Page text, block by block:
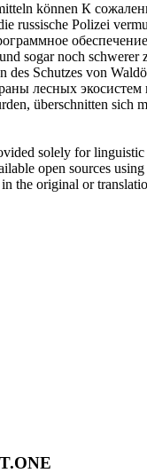
können К
russische Polizei
und sogar noch schwerer
Schutzes von
лесных
überschnitten sich
solely for
open sources
the original or